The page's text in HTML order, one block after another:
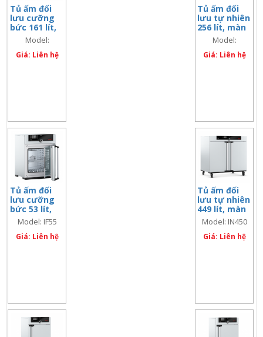
Tủ ấm đối
lưu cưỡng
bức 161 lít,
màn hình đôi
Model:
IF160Plus
Giá: Liên hệ
Tủ ấm đối
lưu tự nhiên
256 lít, màn
hình đôi
Model:
IN260Plus
Giá: Liên hệ
Tủ ấm đối
lưu cưỡng
bức 53 lít,
màn hình
đơn
Model: IF55
Giá: Liên hệ
Tủ ấm đối
lưu tự nhiên
449 lít, màn
hình đơn
Model: IN450
Giá: Liên hệ